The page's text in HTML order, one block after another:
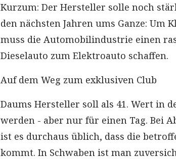
Kurzum: Der Hersteller solle noch
den nächsten Jahren ums Ganze: Um
muss die Automobilindustrie einen
Dieselauto zum Elektroauto schaffen.
Auf dem Weg zum exklusiven Club
Daums Hersteller soll als 41. Wert in
werden - aber nur für einen Tag. Bei
ist es durchaus üblich, dass die
kommt. In Schwaben ist man